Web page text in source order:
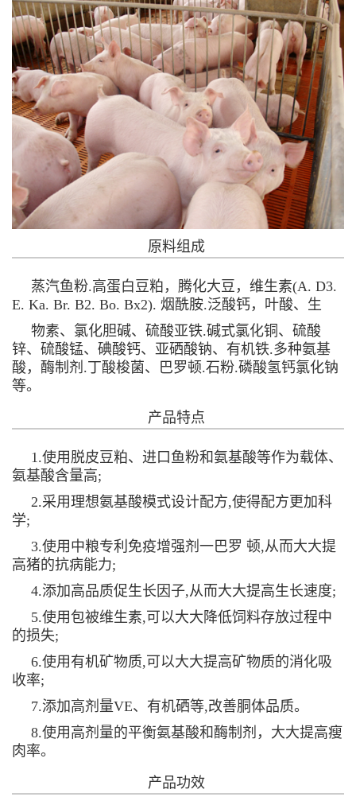
原料组成
蒸汽鱼粉.高蛋白豆粕，腾化大豆，维生素(A. D3.
E. Ka. Br. B2. Bo. Bx2). 烟酰胺.泛酸钙，叶酸、生
物素、氯化胆碱、硫酸亚铁.碱式氯化铜、硫酸
锌、硫酸锰、碘酸钙、亚硒酸钠、有机铁.多种氨基
酸，酶制剂.丁酸梭菌、巴罗顿.石粉.磷酸氢钙氯化钠
等。
产品特点
1.使用脱皮豆粕、进口鱼粉和氨基酸等作为载体、
氨基酸含量高;
2.采用理想氨基酸模式设计配方,使得配方更加科
学;
3.使用中粮专利免疫增强剂一巴罗 顿,从而大大提
高猪的抗病能力;
4.添加高品质促生长因子,从而大大提高生长速度;
5.使用包被维生素,可以大大降低饲料存放过程中
的损失;
6.使用有机矿物质,可以大大提高矿物质的消化吸
收率;
7.添加高剂量VE、有机硒等,改善胴体品质。
8.使用高剂量的平衡氨基酸和酶制剂，大大提高瘦
肉率。
产品功效